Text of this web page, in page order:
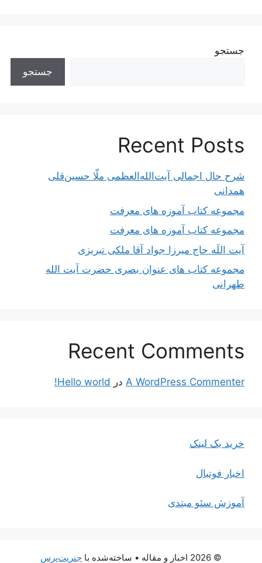
جستجو
جستجو
Recent Posts
شرح حال اجمالی آیت‌الله‌العظمی ملّا حسین‌قلی
همدانی
مجموعه کتاب آموزه های معرفت
مجموعه کتاب آموزه های معرفت
آیت اللَه حاج میرزا جواد آقا ملکی تبریزی
مجموعه کتاب های عنوان بصری حضرت آیت الله
طهرانی
Recent Comments
A WordPress Commenter در Hello world!
خرید بک لینک
اخبار فوتبال
آموزش سئو مبتدی
© 2026 اخبار و مقاله • ساخته‌شده با جنریت‌پرس